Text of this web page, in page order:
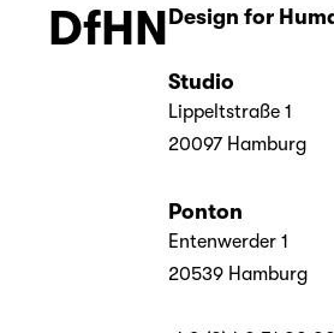
DfHN
Studio
Lippeltstraße 1
20097 Hamburg
Ponton
Entenwerder 1
20539 Hamburg